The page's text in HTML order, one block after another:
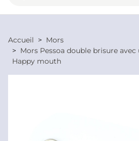
Accueil
Mors
Mors Pessoa double brisure
Happy mouth